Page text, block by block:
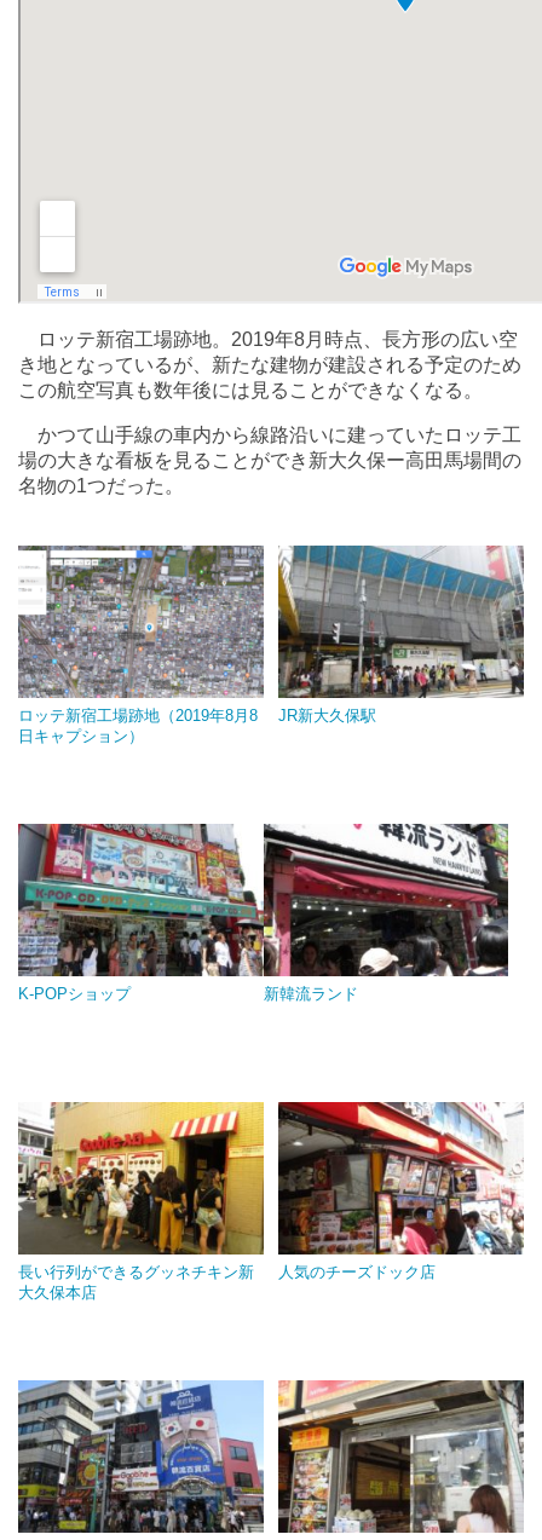
ロッテ新宿工場跡地。2019年8月時点、長方形の広い空
き地となっているが、新たな建物が建設される予定のため
この航空写真も数年後には見ることができなくなる。
かつて山手線の車内から線路沿いに建っていたロッテ工
場の大きな看板を見ることができ新大久保ー高田馬場間の
名物の1つだった。
ロッテ新宿工場跡地（2019年8月8
日キャプション）
JR新大久保駅
K-POPショップ 新韓流ランド
長い行列ができるグッネチキン新
大久保本店
人気のチーズドック店